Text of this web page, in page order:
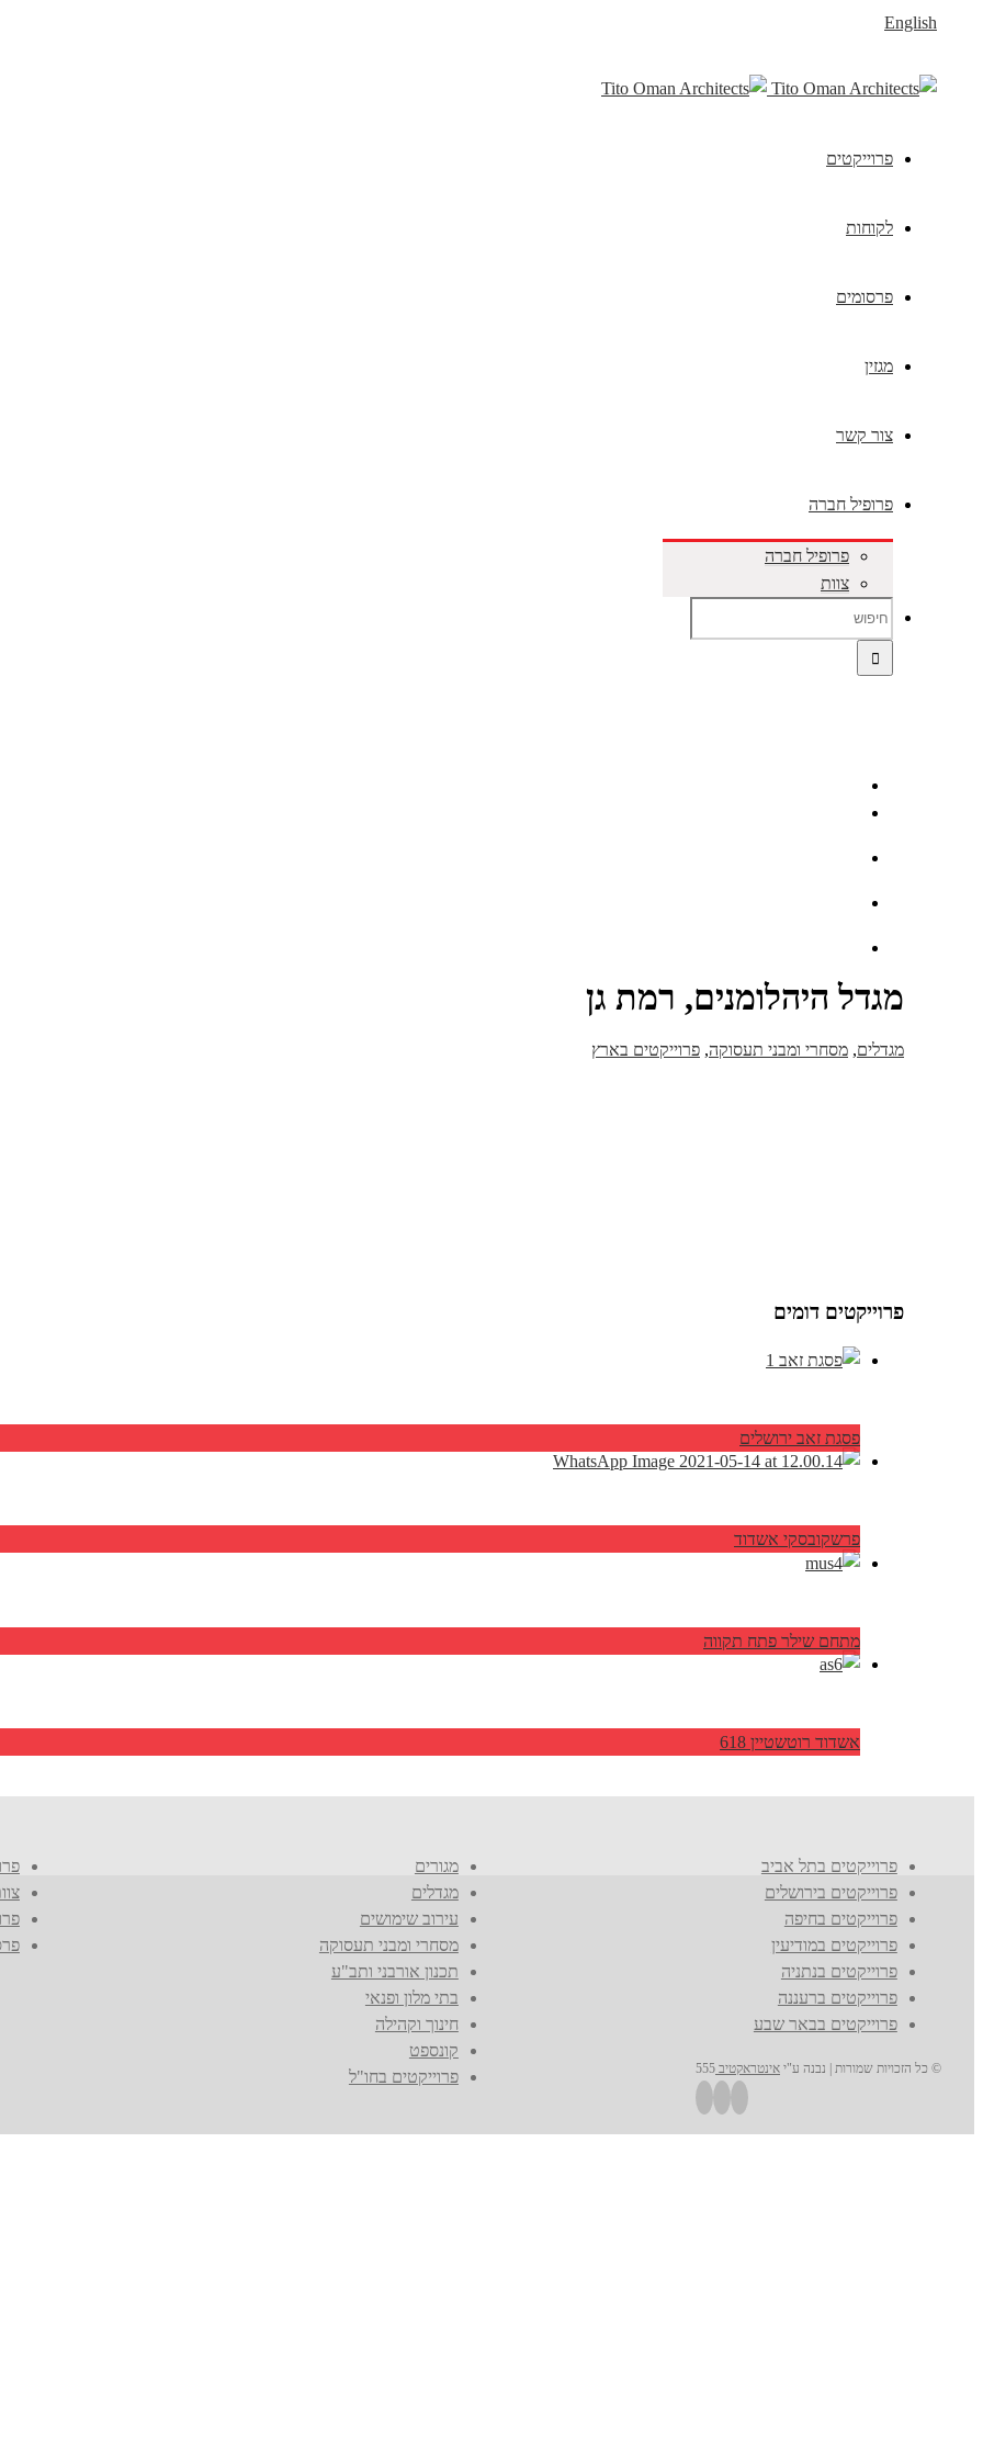
English
פרוייקטים
לקוחות
פרסומים
מגזין
צור קשר
פרופיל חברה
פרופיל חברה
צוות
מגדל היהלומנים, רמת גן
מגדלים, מסחרי ומבני תעסוקה, פרוייקטים בארץ
פרוייקטים דומים
פסגת זאב ירושלים
פרשקובסקי אשדוד
מתחם שילר פתח תקווה
אשדוד רוטשטיין 618
מגורים
מגדלים
עירוב שימושים
מסחרי ומבני תעסוקה
תכנון אורבני ותב"ע
בתי מלון ופנאי
חינוך וקהילה
קונספט
פרוייקטים בחו"ל
פרוייקטים בתל אביב
פרוייקטים בירושלים
פרוייקטים בחיפה
פרוייקטים במודיעין
פרוייקטים בנתניה
פרוייקטים ברעננה
פרוייקטים בבאר שבע
© כל הזכויות שמורות | נבנה ע"י אינטראקטיב 555